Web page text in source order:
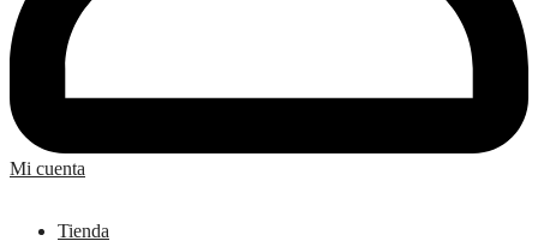
Mi cuenta
Tienda